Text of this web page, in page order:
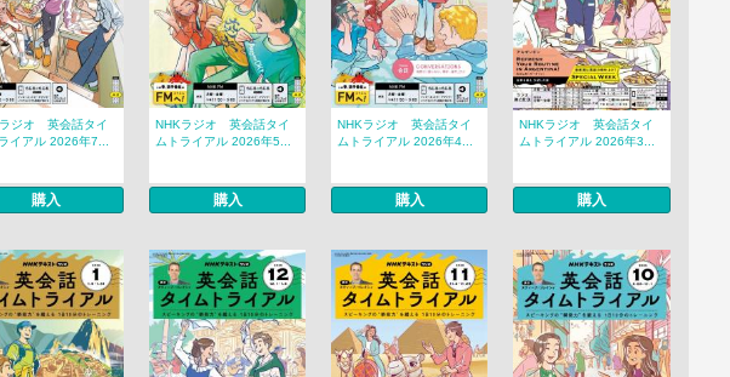
ジオ 英会話タイ
イアル 2026年7...
購入
NHKラジオ 英会話タイ
ムトライアル 2026年5...
購入
NHKラジオ 英会話タイ
ムトライアル 2026年4...
購入
NHKラジオ 英会話タイ
ムトライアル 2026年3...
購入